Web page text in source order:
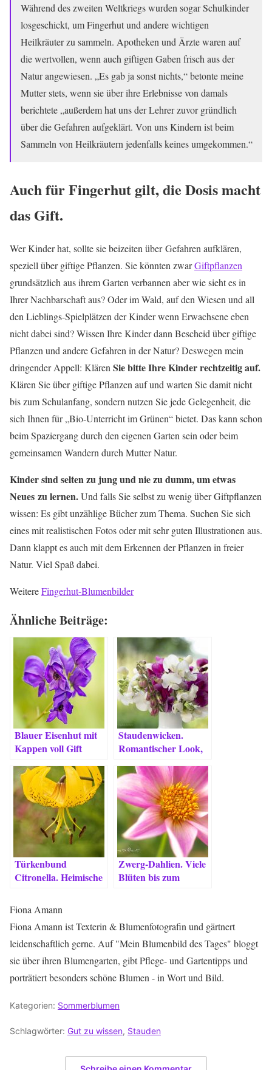
Während des zweiten Weltkriegs wurden sogar Schulkinder
losgeschickt, um Fingerhut und andere wichtigen
Heilkräuter zu sammeln. Apotheken und Ärzte waren auf
die wertvollen, wenn auch giftigen Gaben frisch aus der
Natur angewiesen. „Es gab ja sonst nichts,“ betonte meine
Mutter stets, wenn sie über ihre Erlebnisse von damals
berichtete „außerdem hat uns der Lehrer zuvor gründlich
über die Gefahren aufgeklärt. Von uns Kindern ist beim
Sammeln von Heilkräutern jedenfalls keines umgekommen.“
Auch für Fingerhut gilt, die Dosis macht
das Gift.
Wer Kinder hat, sollte sie beizeiten über Gefahren aufklären,
speziell über giftige Pflanzen. Sie könnten zwarGiftpflanzen
grundsätzlich aus ihrem Garten verbannen aber wie sieht es in
Ihrer Nachbarschaft aus? Oder im Wald, auf den Wiesen und all
den Lieblings-Spielplätzen der Kinder wenn Erwachsene eben
nicht dabei sind? Wissen Ihre Kinder dann Bescheid über giftige
Pflanzen und andere Gefahren in der Natur? Deswegen mein
dringender Appell: Klären Sie bitte Ihre Kinder rechtzeitig auf.
Klären Sie über giftige Pflanzen auf und warten Sie damit nicht
bis zum Schulanfang, sondern nutzen Sie jede Gelegenheit, die
sich Ihnen für „Bio-Unterricht im Grünen“ bietet. Das kann schon
beim Spaziergang durch den eigenen Garten sein oder beim
gemeinsamen Wandern durch Mutter Natur.
Kinder sind selten zu jung und nie zu dumm, um etwas
Neues zu lernen.Und falls Sie selbst zu wenig über Giftpflanzen
wissen: Es gibt unzählige Bücher zum Thema. Suchen Sie sich
eines mit realistischen Fotos oder mit sehr guten Illustrationen aus.
Dann klappt es auch mit dem Erkennen der Pflanzen in freier
Natur. Viel Spaß dabei.
WeitereFingerhut-Blumenbilder
Ähnliche Beiträge:
Blauer Eisenhut mit
Kappen voll Gift
Staudenwicken.
Romantischer Look,
Türkenbund
Citronella. Heimische
den Garten.
Zwerg-Dahlien. Viele
Blüten bis zum
Fiona Amann
Fiona Amann ist Texterin & Blumenfotografin und gärtnert
leidenschaftlich gerne. Auf "Mein Blumenbild des Tages" bloggt
sie über ihren Blumengarten, gibt Pflege- und Gartentipps und
porträtiert besonders schöne Blumen - in Wort und Bild.
Kategorien: Sommerblumen
Schlagwörter: Gut zu wissen, Stauden